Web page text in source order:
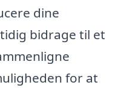
dine
bidrage til et
for at